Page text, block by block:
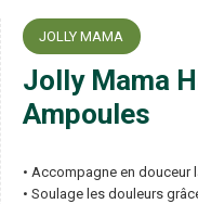
JOLLY MAMA
Jolly Mama
Ampoules
• Accompagne en
• Soulage les douleurs